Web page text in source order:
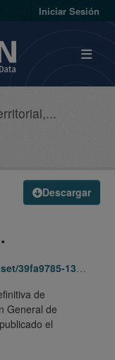
Iniciar Sesión
Descargar
download/970417-mppgo-lla-laguna-sipu.zip
de
General de
el